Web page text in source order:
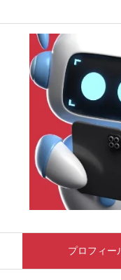
プロフィー